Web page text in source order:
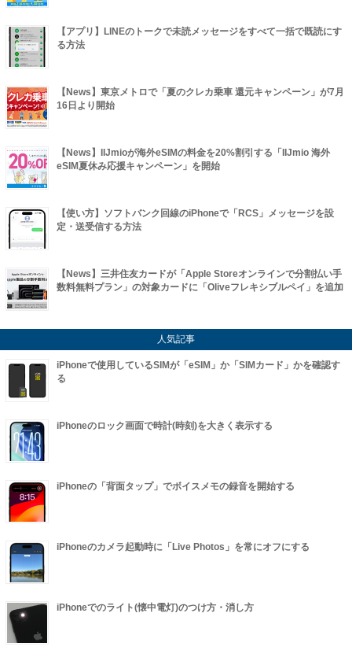
【アプリ】LINEのトークで未読メッセージをすべて一括で既読にす
る方法
【News】東京メトロで「夏のクレカ乗車 還元キャンペーン」が7月
16日より開始
【News】IIJmioが海外eSIMの料金を20%割引する「IIJmio 海外
eSIM夏休み応援キャンペーン」を開始
【使い方】ソフトバンク回線のiPhoneで「RCS」メッセージを設
定・送受信する方法
【News】三井住友カードが「Apple Storeオンラインで分割払い手
数料無料プラン」の対象カードに「Oliveフレキシブルペイ」を追加
人気記事
iPhoneで使用しているSIMが「eSIM」か「SIMカード」かを確認す
る
iPhoneのロック画面で時計(時刻)を大きく表示する
iPhoneの「背面タップ」でボイスメモの録音を開始する
iPhoneのカメラ起動時に「Live Photos」を常にオフにする
iPhoneでのライト(懐中電灯)のつけ方・消し方